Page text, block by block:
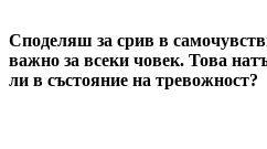
Споделяш за срив в
важно за всеки човек. Това
ли в състояние на тревожност?